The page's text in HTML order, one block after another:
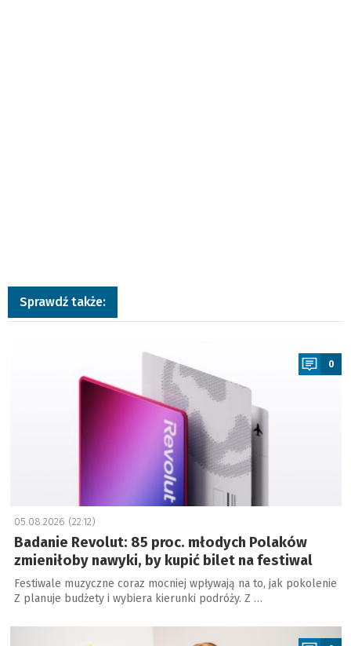
Sprawdź także:
0
05.08.2026 (22:12)
Badanie Revolut: 85 proc. młodych Polaków
zmieniłoby nawyki, by kupić bilet na festiwal
Festiwale muzyczne coraz mocniej wpływają na to, jak pokolenie
Z planuje budżety i wybiera kierunki podróży. Z …
a